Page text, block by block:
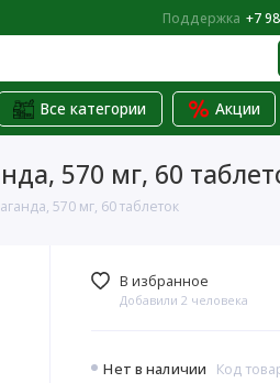
Поддержка +7
Все категории Акции
570 мг, 60
570 мг, 60 таблеток
Нет в наличии Код
В избранное
Добавили 2 человека